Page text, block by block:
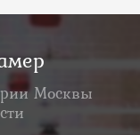
Москвы